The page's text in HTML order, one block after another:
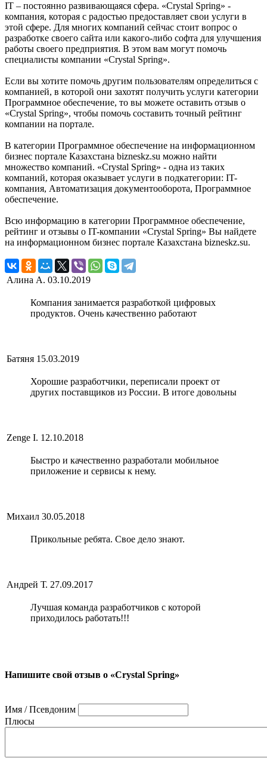
IT – постоянно развивающаяся сфера. «Crystal Spring» -
компания, которая с радостью предоставляет свои услуги в
этой сфере. Для многих компаний сейчас стоит вопрос о
разработке своего сайта или какого-либо софта для улучшения
работы своего предприятия. В этом вам могут помочь
специалисты компании «Crystal Spring».
Если вы хотите помочь другим пользователям определиться с
компанией, в которой они захотят получить услуги категории
Программное обеспечение, то вы можете оставить отзыв о
«Crystal Spring», чтобы помочь составить точный рейтинг
компании на портале.
В категории Программное обеспечение на информационном
бизнес портале Казахстана bizneskz.su можно найти
множество компаний. «Crystal Spring» - одна из таких
компаний, которая оказывает услуги в подкатегории: IT-
компания, Автоматизация документооборота, Программное
обеспечение.
Всю информацию в категории Программное обеспечение,
рейтинг и отзывы о IT-компании «Crystal Spring» Вы найдете
на информационном бизнес портале Казахстана bizneskz.su.
Алина А. 03.10.2019
Компания занимается разработкой цифровых
продуктов. Очень качественно работают
Батяня 15.03.2019
Хорошие разработчики, переписали проект от
других поставщиков из России. В итоге довольны
Zenge I. 12.10.2018
Быстро и качественно разработали мобильное
приложение и сервисы к нему.
Михаил 30.05.2018
Прикольные ребята. Свое дело знают.
Андрей Т. 27.09.2017
Лучшая команда разработчиков с которой
приходилось работать!!!
Напишите свой отзыв о «Crystal Spring»
Имя / Псевдоним
Плюсы